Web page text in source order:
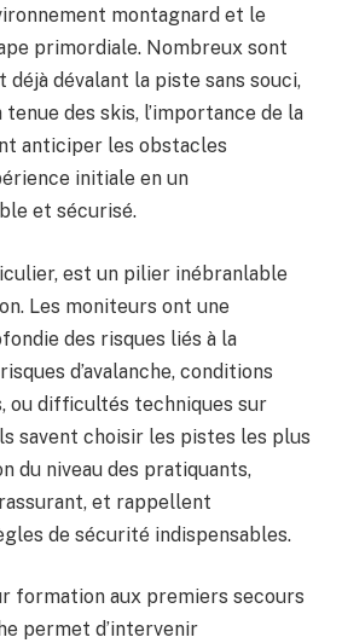
montagnard et le
primordiale. Nombreux sont
déjà dévalant la piste sans souci,
des skis, l’importance de la
anticiper les obstacles
initiale en un
et sécurisé.
est un pilier inébranlable
Les moniteurs ont une
des risques liés à la
d’avalanche, conditions
ou difficultés techniques sur
savent choisir les pistes les plus
du niveau des pratiquants,
et rappellent
de sécurité indispensables.
formation aux premiers secours
permet d’intervenir